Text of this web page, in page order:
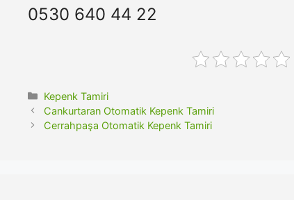
0530 640 44 22
Kategoriler
Kepenk Tamiri
Cankurtaran Otomatik Kepenk Tamiri
Cerrahpaşa Otomatik Kepenk Tamiri